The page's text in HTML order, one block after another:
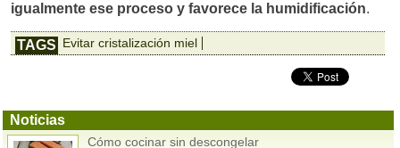
igualmente ese proceso y favorece la humidificación.
TAGS Evitar cristalización miel
Noticias
Cómo cocinar sin descongelar